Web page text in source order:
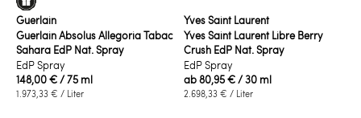
Guerlain
Guerlain Absolus Allegoria Tabac
Sahara EdP Nat. Spray
EdP Spray
148,00 €/ 75 ml
1.973,33 € / Liter
Yves Saint Laurent
Yves Saint Laurent Libre Berry
Crush EdP Nat. Spray
EdP Spray
ab80,95 €/ 30 ml
2.698,33 € / Liter